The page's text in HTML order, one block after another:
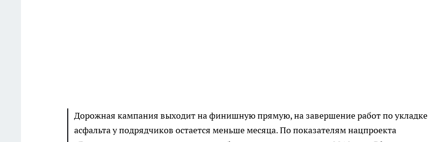
Дорожная кампания выходит на финишную прямую, на завершение работ по укладке
асфальта у подрядчиков остается меньше месяца. По показателям нацпроекта